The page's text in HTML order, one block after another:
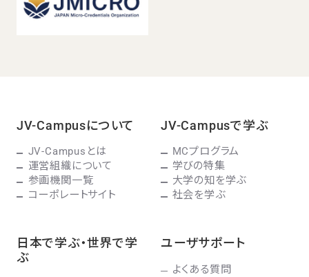
JV-Campusについて
JV-Campusとは
運営組織について
参画機関一覧
コーポレートサイト
JV-Campusで学ぶ
MCプログラム
学びの特集
大学の知を学ぶ
社会を学ぶ
日本で学ぶ・世界で学
ぶ
ユーザサポート
よくある質問